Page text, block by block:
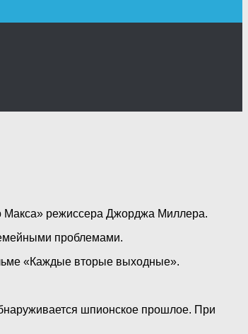
Макса» режиссера Джорджа Миллера.
проблемами.
«Каждые вторые выходные».
шпионское прошлое. При